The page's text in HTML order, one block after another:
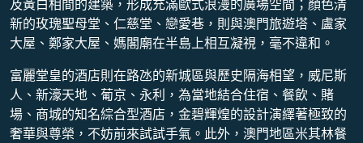
及黃白相間的建築，形成充滿歐式浪漫的廣場空間；顏色清
新的玫瑰聖母堂、仁慈堂、戀愛巷，則與澳門旅遊塔、盧家
大屋、鄭家大屋、媽閣廟在半島上相互凝視，毫不違和。
富麗堂皇的酒店則在路氹的新城區與歷史隔海相望，威尼斯
人、新濠天地、葡京、永利，為當地結合住宿、餐飲、賭
場、商城的知名綜合型酒店，金碧輝煌的設計演繹著極致的
奢華與尊榮，不妨前來試試手氣。此外，澳門地區米其林餐